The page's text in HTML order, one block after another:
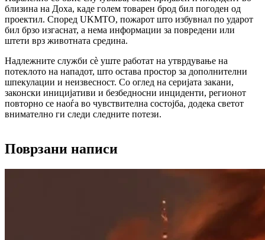
близина на Доха, каде голем товарен брод бил погоден од
проектил. Според UKMTO, пожарот што избувнал по ударот
бил брзо изгаснат, а нема информации за повредени или
штети врз животната средина.
Надлежните служби сè уште работат на утврдување на
потеклото на нападот, што остава простор за дополнителни
шпекулации и неизвесност. Со оглед на серијата закани,
законски иницијативи и безбедносни инциденти, регионот
повторно се наоѓа во чувствителна состојба, додека светот
внимателно ги следи следните потези.
Поврзани написи